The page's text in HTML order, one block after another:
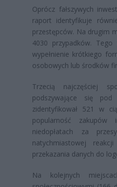
Oprócz fałszywych
raport identyfikuje
przestępców. Na drugim
4030 przypadków.
wypełnienie krótkiego
osobowych lub środków
Trzecią najczęściej
podszywające się
zidentyfikował 521 w
popularność zakupów
niedopłatach za
natychmiastowej
przekazania danych do
Na kolejnych